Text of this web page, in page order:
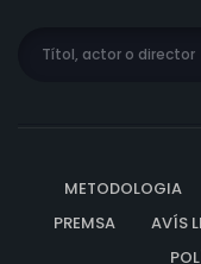
METODOLOGIA
PREMSA
AVÍS